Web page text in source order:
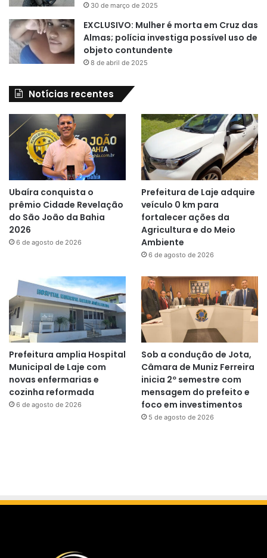
30 de março de 2025
EXCLUSIVO: Mulher é morta em Cruz das
Almas; polícia investiga possível uso de
objeto contundente
8 de abril de 2025
Notícias recentes
Ubaíra conquista o
prêmio Cidade Revelação
do São João da Bahia
2026
6 de agosto de 2026
Prefeitura de Laje adquire
veículo 0 km para
fortalecer ações da
Agricultura e do Meio
Ambiente
6 de agosto de 2026
Prefeitura amplia Hospital
Municipal de Laje com
novas enfermarias e
cozinha reformada
6 de agosto de 2026
Sob a condução de Jota,
Câmara de Muniz Ferreira
inicia 2º semestre com
mensagem do prefeito e
foco em investimentos
5 de agosto de 2026